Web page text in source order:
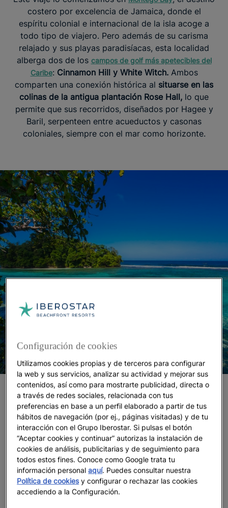
costero por excelencia de Jamaica, donde el
espíritu colonial e internacional de la isla acoge a
todo tipo de viajero. Pero además de su carisma
relajado y sus playas paradisíacas, esta localidad
alberga dos de los campos de golf más apetecibles del
Caribe: Cinnamon Hill y White Witch.Ambos
comparten una conexión histórica al situarse en las
colinas de la antigua plantación Rose Hall, lo que
permite que sus recorridos, diseñados por Hagee y
Baril, serpenteen entre acueductos y casonas
coloniales, siempre con el mar como horizonte.
Después del hoyo 18, esperan playas, relax y un
poco de aventura. En Montego Bay no hay distancia
entre la naturaleza y el mar. Solo amplias y
cómodas playas separan ambos ecosistemas,
convirtiéndolo en uno de los mejores lugares para
disfrutar de la naturaleza virgen con todas las
comodidades.Una sesión perfecta deaftergolf
incluiría un paseo por las mansiones históricas, unas
horas tomando el sol en sus hipnóticas playas y
Configuración de cookies
Utilizamos cookies propias y de terceros para configurar
la web y sus servicios, analizar su actividad y mejorar sus
contenidos, así como para mostrarte publicidad, directa o
a través de redes sociales, relacionada con tus
preferencias en base a un perfil elaborado a partir de tus
hábitos de navegación (por ej., páginas visitadas) y de tu
interacción con el Grupo Iberostar. Si pulsas el botón
“Aceptar cookies y continuar” autorizas la instalación de
cookies de análisis, publicitarias y de seguimiento para
todos estos fines. Conoce como Google trata tu
información personalaquí. Puedes consultar nuestra
Política de cookiesy configurar o rechazar las cookies
accediendo a la Configuración.